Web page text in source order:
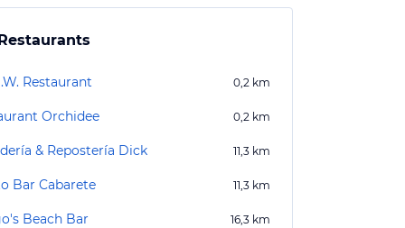
Restaurant 0,2 km
Orchidee 0,2 km
& Repostería Dick 11,3 km
Bar Cabarete 11,3 km
Beach Bar 16,3 km